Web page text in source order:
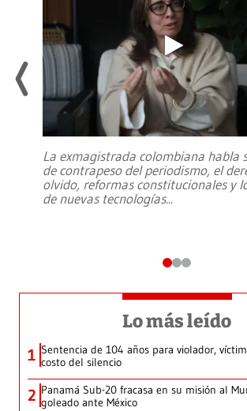
La exmagistrada colombiana habla
de contrapeso del periodismo, el
olvido, reformas constitucionales y
de nuevas tecnologías...
Lo más leído
1 Sentencia de 104 años para violador,
costo del silencio
2 Panamá Sub-20 fracasa en su misión al
goleado ante México